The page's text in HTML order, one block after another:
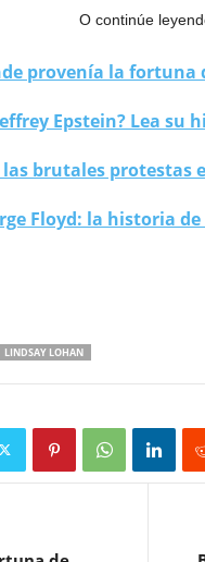
O continúe
provenía la fortuna
Epstein? Lea su
brutales protestas
Floyd: la historia
LINDSAY LOHAN